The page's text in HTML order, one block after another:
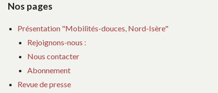
Nos pages
Présentation "Mobilités-douces, Nord-Isère"
Rejoignons-nous :
Nous contacter
Abonnement
Revue de presse